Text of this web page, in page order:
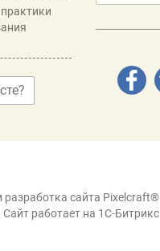
разработка сайта Pixelcraft®
Сайт работает на 1C-Битрикс